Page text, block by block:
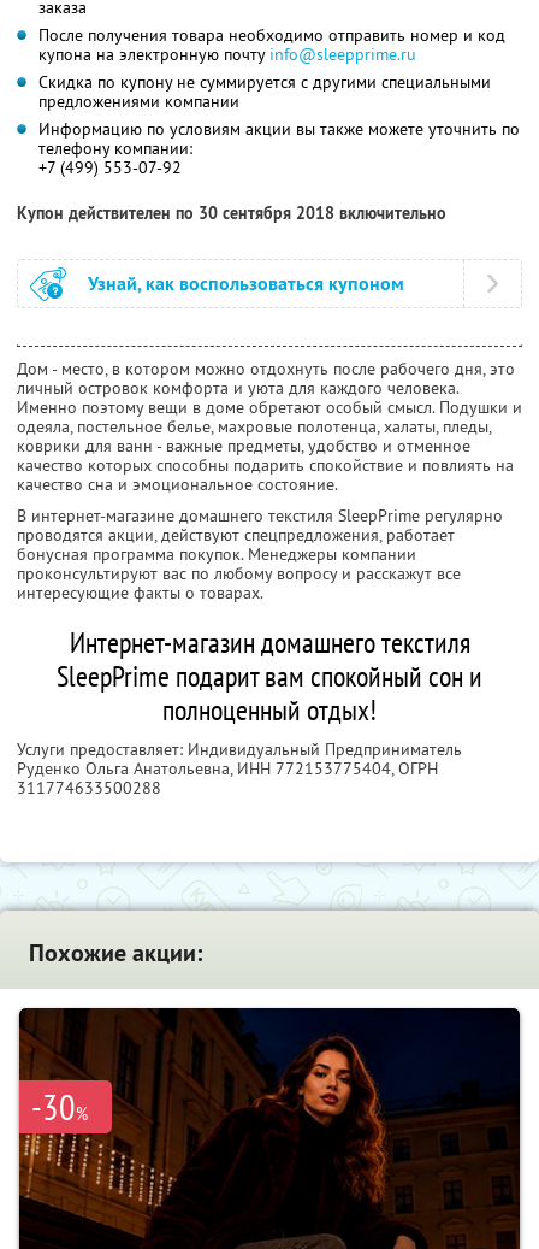
заказа
После получения товара необходимо отправить номер и код
купона на электронную почту info@sleepprime.ru
Скидка по купону не суммируется с другими специальными
предложениями компании
Информацию по условиям акции вы также можете уточнить по
телефону компании:
+7 (499) 553-07-92
Купон действителен по 30 сентября 2018 включительно
Узнай, как воспользоваться купоном
Дом - место, в котором можно отдохнуть после рабочего дня, это
личный островок комфорта и уюта для каждого человека.
Именно поэтому вещи в доме обретают особый смысл. Подушки и
одеяла, постельное белье, махровые полотенца, халаты, пледы,
коврики для ванн - важные предметы, удобство и отменное
качество которых способны подарить спокойствие и повлиять на
качество сна и эмоциональное состояние.
В интернет-магазине домашнего текстиля SleepPrime регулярно
проводятся акции, действуют спецпредложения, работает
бонусная программа покупок. Менеджеры компании
проконсультируют вас по любому вопросу и расскажут все
интересующие факты о товарах.
Интернет-магазин домашнего текстиля
SleepPrime подарит вам спокойный сон и
полноценный отдых!
Услуги предоставляет: Индивидуальный Предприниматель
Руденко Ольга Анатольевна, ИНН 772153775404, ОГРН
311774633500288
Похожие акции:
-30%